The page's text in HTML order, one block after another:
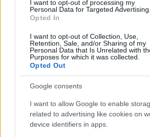
I want to opt-out of processing my
Personal Data for Targeted Advertising.
Opted In
I want to opt-out of Collection, Use,
Retention, Sale, and/or Sharing of my
Personal Data that Is Unrelated with
Purposes for which it was collected.
Opted Out
Google consents
I want to allow Google to enable
related to advertising like cookies on
device identifiers in apps.